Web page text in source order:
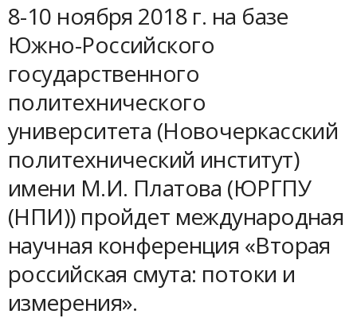
8-10 ноября 2018 г. на базе
Южно-Российского
государственного
политехнического
университета (Новочеркасский
политехнический институт)
имени М.И. Платова (ЮРГПУ
(НПИ)) пройдет международная
научная конференция «Вторая
российская смута: потоки и
измерения».